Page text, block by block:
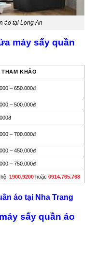
áo tại Long An
máy sấy quần
THAM KHẢO
– 650.000đ
– 500.000đ
– 700.000đ
– 450.000đ
– 750.000đ
1900.9200 hoặc 0914.765.768
áo tại Nha Trang
sấy quần áo